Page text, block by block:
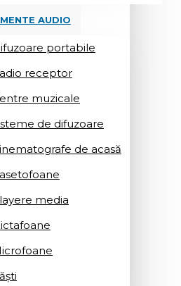
AUDIO
portabile
receptor
muzicale
de difuzoare
de acasă
media